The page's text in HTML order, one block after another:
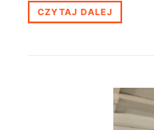
CZYTAJ DALEJ